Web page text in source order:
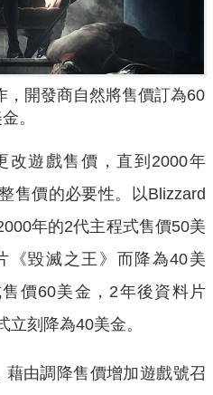
開發商自然將售價訂為60
。
改遊戲售價，直到2000年
售價的必要性。以Blizzard
年的2代主程式售價50美
《毀滅之王》而降為40美
價60美金，2年後資料片
立刻降為40美金。
由調降售價增加遊戲號召